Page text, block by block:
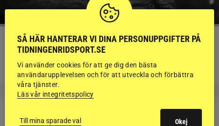
KRÖNIKA
Björn Svensson: ”Finns de hatade
grusrutorna på riktigt?”
SÅ HÄR HANTERAR VI DINA PERSONUPPGIFTER PÅ
TIDNINGENRIDSPORT.SE
Vi använder cookies för att ge dig den bästa
användarupplevelsen och för att utveckla och förbättra
våra tjänster.
Läs vår integritetspolicy
Till mina sparade val Okej